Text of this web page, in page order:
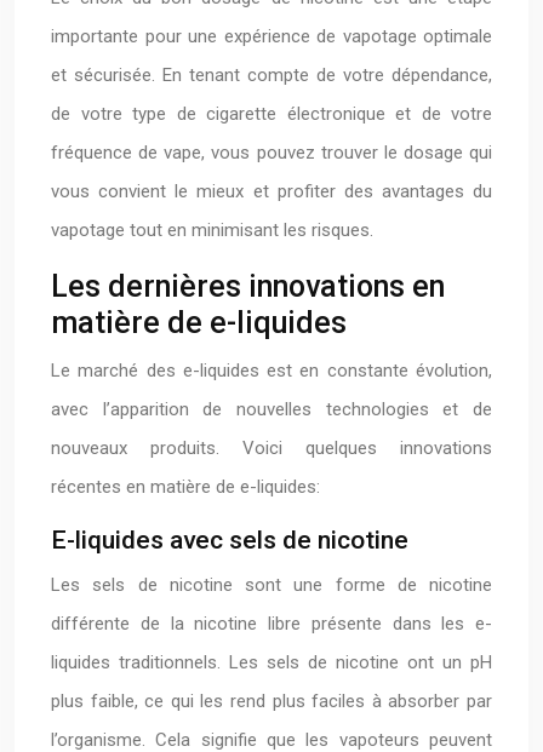
importante pour une expérience de vapotage optimale
et sécurisée. En tenant compte de votre dépendance,
de votre type de cigarette électronique et de votre
fréquence de vape, vous pouvez trouver le dosage qui
vous convient le mieux et profiter des avantages du
vapotage tout en minimisant les risques.
Les dernières innovations en
matière de e-liquides
Le marché des e-liquides est en constante évolution,
avec l’apparition de nouvelles technologies et de
nouveaux produits. Voici quelques innovations
récentes en matière de e-liquides:
E-liquides avec sels de nicotine
Les sels de nicotine sont une forme de nicotine
différente de la nicotine libre présente dans les e-
liquides traditionnels. Les sels de nicotine ont un pH
plus faible, ce qui les rend plus faciles à absorber par
l’organisme. Cela signifie que les vapoteurs peuvent